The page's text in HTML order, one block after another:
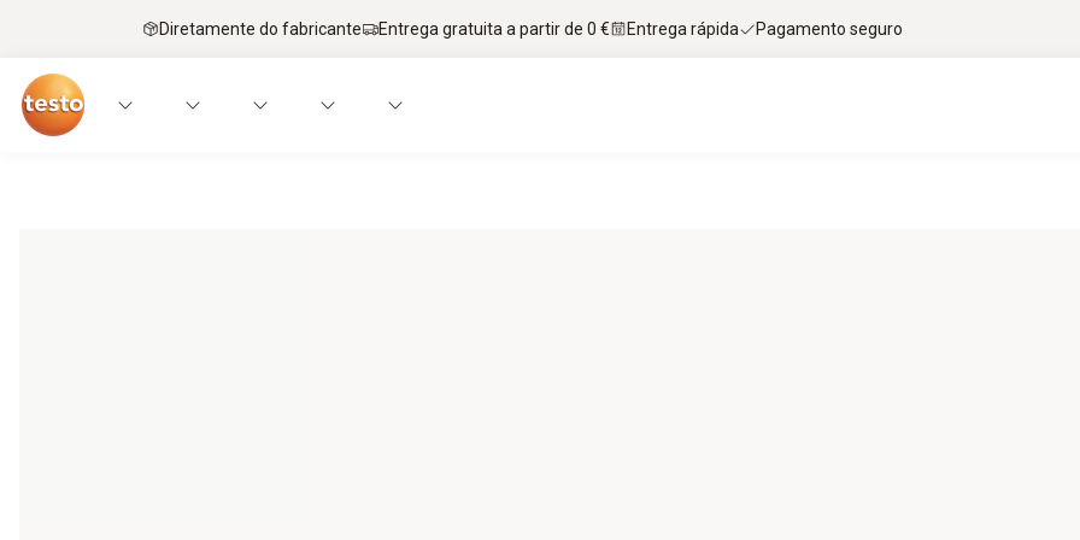
Diretamente do fabricante Entrega gratuita a partir de 0 € Entrega rápida Pagamento seguro